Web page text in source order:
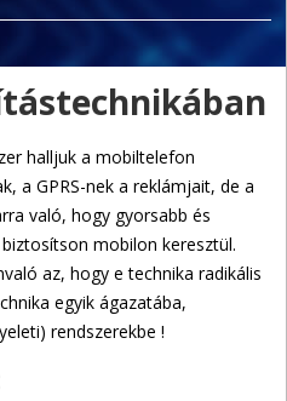
halljuk a mobiltelefon
a GPRS-nek a reklámjait, de a
való, hogy gyorsabb és
mobilon keresztül.
az, hogy e technika radikális
egyik ágazatába,
rendszerekbe !